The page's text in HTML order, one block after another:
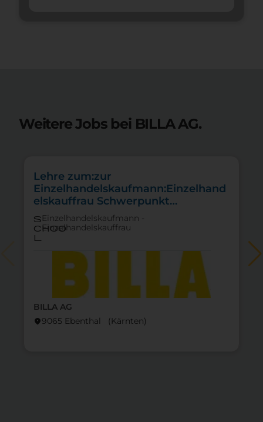
Weitere Jobs bei BILLA AG.
BILLA AG
location_on9065 Ebenthal (Kärnten)
Lehre zum:zur
Einzelhandelskaufmann:Einzelhand
elskauffrau Schwerpunkt
Lebensmittel
s
choo
l
Einzelhandelskaufmann -
Einzelhandelskauffrau